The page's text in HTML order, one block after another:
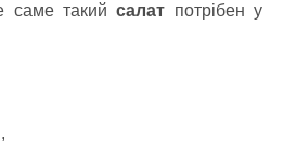
саме такийсалат потрібен у